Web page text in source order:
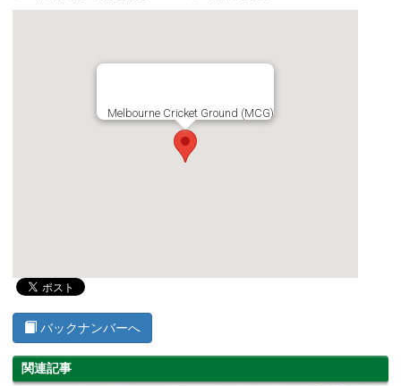
Melbourne Cricket Ground (MCG)
バックナンバーへ
関連記事